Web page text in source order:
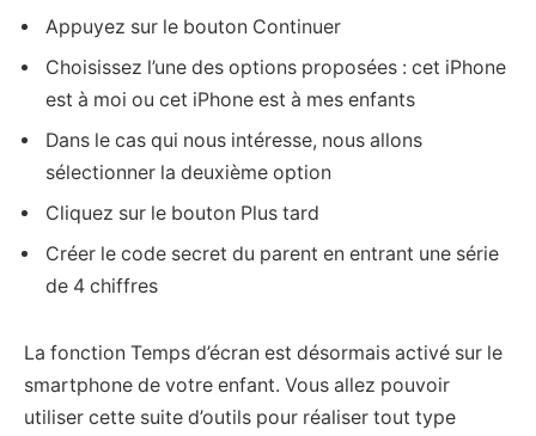
Appuyez sur le bouton Continuer
Choisissez l’une des options proposées : cet iPhone
est à moi ou cet iPhone est à mes enfants
Dans le cas qui nous intéresse, nous allons
sélectionner la deuxième option
Cliquez sur le bouton Plus tard
Créer le code secret du parent en entrant une série
de 4 chiffres
La fonction Temps d’écran est désormais activé sur le
smartphone de votre enfant. Vous allez pouvoir
utiliser cette suite d’outils pour réaliser tout type